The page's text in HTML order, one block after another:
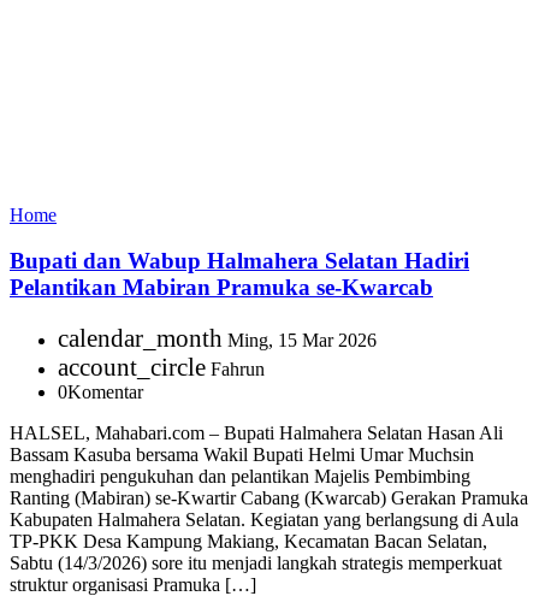
Home
Bupati dan Wabup Halmahera Selatan Hadiri
Pelantikan Mabiran Pramuka se-Kwarcab
calendar_month Ming, 15 Mar 2026
account_circle Fahrun
0Komentar
HALSEL, Mahabari.com – Bupati Halmahera Selatan Hasan Ali
Bassam Kasuba bersama Wakil Bupati Helmi Umar Muchsin
menghadiri pengukuhan dan pelantikan Majelis Pembimbing
Ranting (Mabiran) se-Kwartir Cabang (Kwarcab) Gerakan Pramuka
Kabupaten Halmahera Selatan. Kegiatan yang berlangsung di Aula
TP-PKK Desa Kampung Makiang, Kecamatan Bacan Selatan,
Sabtu (14/3/2026) sore itu menjadi langkah strategis memperkuat
struktur organisasi Pramuka […]